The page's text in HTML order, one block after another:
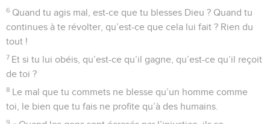
6 Quand tu agis mal, est-ce que tu blesses Dieu ? Quand tu
continues à te révolter, qu’est-ce que cela lui fait ? Rien du
tout !
7 Et si tu lui obéis, qu’est-ce qu’il gagne, qu’est-ce qu’il reçoit
de toi ?
8 Le mal que tu commets ne blesse qu’un homme comme
toi, le bien que tu fais ne profite qu’à des humains.
9